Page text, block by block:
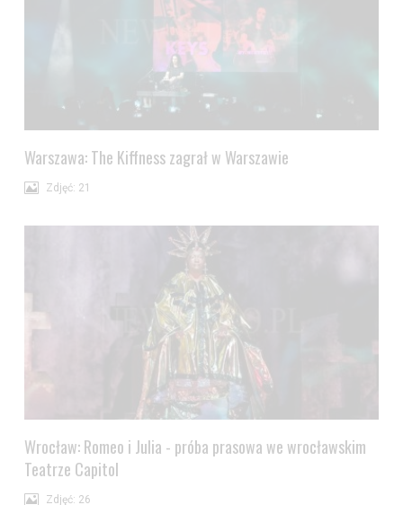
Warszawa: The Kiffness zagrał w Warszawie
Zdjęć: 21
Wrocław: Romeo i Julia - próba prasowa we wrocławskim
Teatrze Capitol
Zdjęć: 26